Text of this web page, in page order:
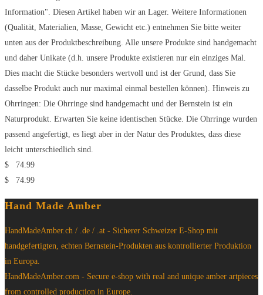
Information". Diesen Artikel haben wir an Lager. Weitere Informationen
(Qualität, Materialien, Masse, Gewicht etc.) entnehmen Sie bitte weiter
unten aus der Produktbeschreibung. Alle unsere Produkte sind handgemacht
und daher Unikate (d.h. unsere Produkte existieren nur ein einziges Mal.
Dies macht die Stücke besonders wertvoll und ist der Grund, dass Sie
dasselbe Produkt auch nur maximal einmal bestellen können). Hinweis zu
Ohrringen: Die Ohrringe sind handgemacht und der Bernstein ist ein
Naturprodukt. Erwarten Sie keine identischen Stücke. Die Ohrringe wurden
passend angefertigt, es liegt aber in der Natur des Produktes, dass diese
leicht unterschiedlich sind.
$
74.99
$
74.99
Hand Made Amber
HandMadeAmber.ch / .de / .at - Sicherer Schweizer E-Shop mit
handgefertigten, echten Bernstein-Produkten aus kontrollierter Produktion
in Europa.
HandMadeAmber.com - Secure e-shop with real and unique amber artpieces
from controlled production in Europe.